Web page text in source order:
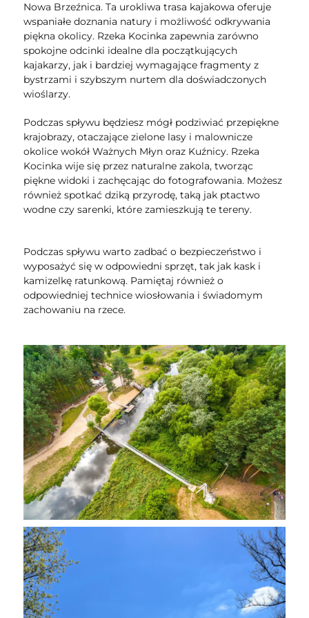
Nowa Brzeźnica. Ta urokliwa trasa kajakowa oferuje
wspaniałe doznania natury i możliwość odkrywania
piękna okolicy. Rzeka Kocinka zapewnia zarówno
spokojne odcinki idealne dla początkujących
kajakarzy, jak i bardziej wymagające fragmenty z
bystrzami i szybszym nurtem dla doświadczonych
wioślarzy.
Podczas spływu będziesz mógł podziwiać przepiękne
krajobrazy, otaczające zielone lasy i malownicze
okolice wokół Ważnych Młyn oraz Kuźnicy. Rzeka
Kocinka wije się przez naturalne zakola, tworząc
piękne widoki i zachęcając do fotografowania. Możesz
również spotkać dziką przyrodę, taką jak ptactwo
wodne czy sarenki, które zamieszkują te tereny.
Podczas spływu warto zadbać o bezpieczeństwo i
wyposażyć się w odpowiedni sprzęt, tak jak kask i
kamizelkę ratunkową. Pamiętaj również o
odpowiedniej technice wiosłowania i świadomym
zachowaniu na rzece.